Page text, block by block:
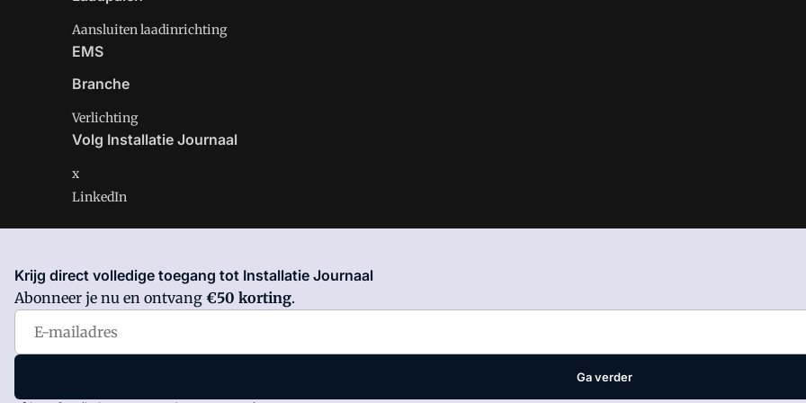
Aansluiten laadinrichting
EMS
Branche
Verlichting
Volg Installatie Journaal
x
LinkedIn
Installatie Journaal is onderdeel van VMN media. Lees in
VoorwaardenenPrivacy en Cookie beleid
Krijg direct volledige toegang tot Installatie Journaal
Abonneer je nu en ontvang €50 korting.
Ga verder